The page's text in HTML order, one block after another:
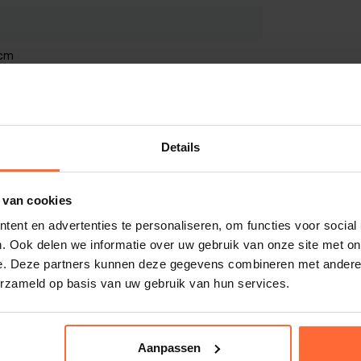
Details
cookies
en advertenties te personaliseren, om functies voor social
Ook delen we informatie over uw gebruik van onze site met
Deze partners kunnen deze gegevens combineren met
op basis van uw gebruik van hun services.
Aanpassen
ondergrond
scherpe delen is